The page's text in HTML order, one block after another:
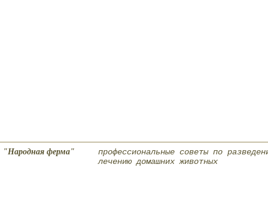
"Народная ферма"
профессиональные советы по
лечению домашних животных